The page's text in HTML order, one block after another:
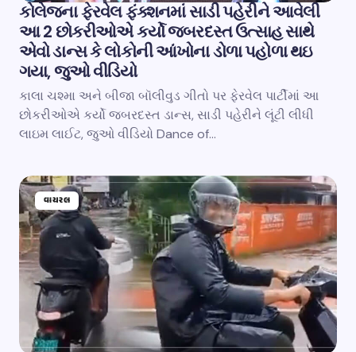
કોલેજના ફેરવેલ ફંક્શનમાં સાડી પહેરીને આવેલી
આ 2 છોકરીઓએ કર્યો જબરદસ્ત ઉત્સાહ સાથે
એવો ડાન્સ કે લોકોની આંખોના ડોળા પહોળા થઇ
ગયા, જુઓ વીડિયો
કાલા ચશ્મા અને બીજા બૉલીવુડ ગીતો પર ફેરવેલ પાર્ટીમાં આ
છોકરીઓએ કર્યો જબરદસ્ત ડાન્સ, સાડી પહેરીને લૂંટી લીધી
લાઇમ લાઈટ, જુઓ વીડિયો Dance of…
વાયરલ